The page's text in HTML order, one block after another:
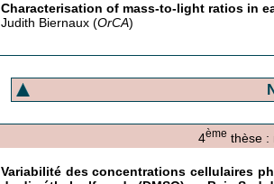
Characterisation of mass-to-light ratios in
Judith Biernaux (OrCA)
4ème thèse :
Variabilité des concentrations cellulaires